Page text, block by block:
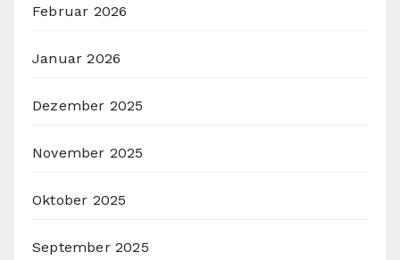
Februar 2026
Januar 2026
Dezember 2025
November 2025
Oktober 2025
September 2025